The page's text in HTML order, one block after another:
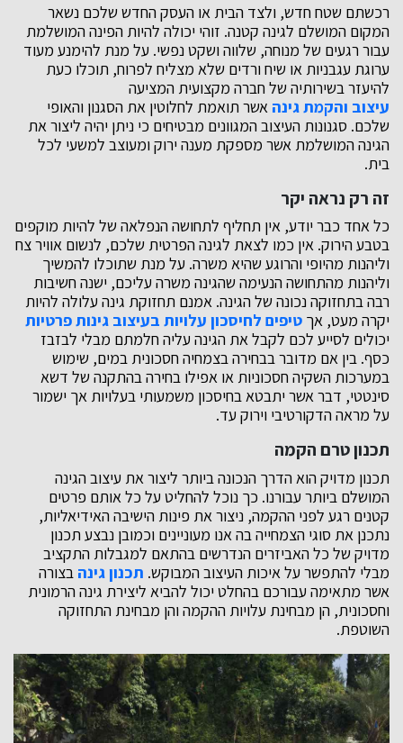
רכשתם שטח חדש, ולצד הבית או העסק החדש שלכם נשאר
המקום המושלם לגינה קטנה. זוהי יכולה להיות הפינה המושלמת
עבור רגעים של מנוחה, שלווה ושקט נפשי. על מנת להימנע מעוד
ערוגת עגבניות או שיח ורדים שלא מצליח לפרוח, תוכלו כעת
להיעזר בשירותיה של חברה מקצועית המציעה
עיצוב והקמת גינה אשר תואמת לחלוטין את הסגנון והאופי
שלכם. סגנונות העיצוב המגוונים מבטיחים כי ניתן יהיה ליצור את
הגינה המושלמת אשר מספקת מענה ירוק ומעוצב למשעי לכל
בית.
זה רק נראה יקר
כל אחד כבר יודע, אין תחליף לתחושה הנפלאה של להיות מוקפים
בטבע הירוק. אין כמו לצאת לגינה הפרטית שלכם, לנשום אוויר צח
וליהנות מהיופי והרוגע שהיא משרה. על מנת שתוכלו להמשיך
וליהנות מהתחושה הנעימה שהגינה משרה עליכם, ישנה חשיבות
רבה בתחזוקה נכונה של הגינה. אמנם תחזוקת גינה עלולה להיות
יקרה מעט, אך טיפים לחיסכון עלויות בעיצוב גינות פרטיות
יכולים לסייע לכם לקבל את הגינה עליה חלמתם מבלי לבזבז
כסף. בין אם מדובר בבחירה בצמחיה חסכונית במים, שימוש
במערכות השקיה חסכוניות או אפילו בחירה בהתקנה של דשא
סינטטי, דבר אשר יתבטא בחיסכון משמעותי בעלויות אך ישמור
על מראה הדקורטיבי וירוק עד.
תכנון טרם הקמה
תכנון מדויק הוא הדרך הנכונה ביותר ליצור את עיצוב הגינה
המושלם ביותר עבורנו. כך נוכל להחליט על כל אותם פרטים
קטנים רגע לפני ההקמה, ניצור את פינות הישיבה האידיאליות,
נתכנן את סוגי הצמחייה בה אנו מעוניינים וכמובן נבצע תכנון
מדויק של כל האביזרים הנדרשים בהתאם למגבלות התקציב
מבלי להתפשר על איכות העיצוב המבוקש. תכנון גינה בצורה
אשר מתאימה עבורכם בהחלט יכול להביא ליצירת גינה הרמונית
וחסכונית, הן מבחינת עלויות ההקמה והן מבחינת התחזוקה
השוטפת.